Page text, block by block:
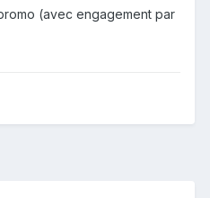
(avec engagement par